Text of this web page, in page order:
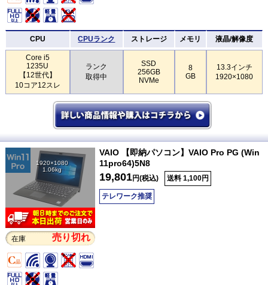
CPU CPUランク ストレージ メモリ 液晶/解像度
Core i5
1235U
【12世代】
10コア12スレ
ランク
取得中
SSD
256GB
NVMe
8
GB
13.3インチ
1920×1080
1920×1080
1.06kg
在庫 売り切れ
VAIO 【即納パソコン】VAIO Pro PG (Win
11pro64)5N8
19,801円(税込) 送料 1,100円
テレワーク推奨